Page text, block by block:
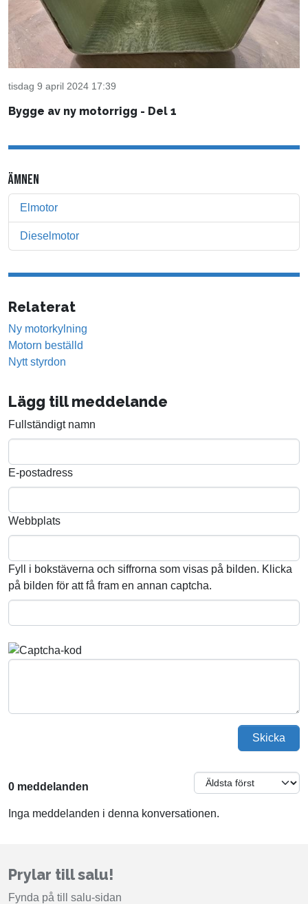
tisdag 9 april 2024 17:39
Bygge av ny motorrigg - Del 1
ÄMNEN
Elmotor
Dieselmotor
Relaterat
Ny motorkylning
Motorn beställd
Nytt styrdon
Lägg till meddelande
Fullständigt namn
E-postadress
Webbplats
Fyll i bokstäverna och siffrorna som visas på bilden. Klicka
på bilden för att få fram en annan captcha.
Skicka
0 meddelanden
Inga meddelanden i denna konversationen.
Prylar till salu!
Fynda på till salu-sidan